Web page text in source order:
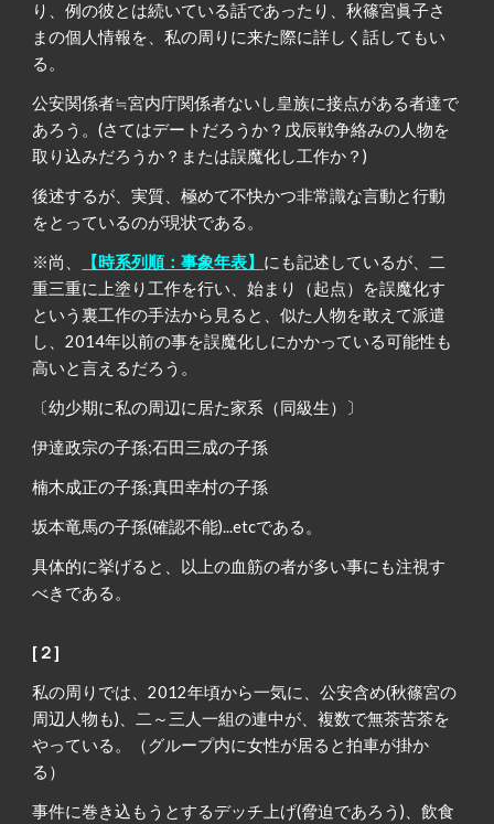
り、例の彼とは続いている話であったり、秋篠宮眞子さ
まの個人情報を、私の周りに来た際に詳しく話してもい
る。
公安関係者≒宮内庁関係者ないし皇族に接点がある者達で
あろう。(さてはデートだろうか？戊辰戦争絡みの人物を
取り込みだろうか？または誤魔化し工作か？)
後述するが、実質、極めて不快かつ非常識な言動と行動
をとっているのが現状である。
※尚、 【時系列順：事象年表】 にも記述しているが、二
重三重に上塗り工作を行い、始まり（起点）を誤魔化す
という裏工作の手法から見ると、似た人物を敢えて派遣
し、2014年以前の事を誤魔化しにかかっている可能性も
高いと言えるだろう。
〔幼少期に私の周辺に居た家系（同級生）〕
伊達政宗の子孫;石田三成の子孫
楠木成正の子孫;真田幸村の子孫
坂本竜馬の子孫(確認不能)...etcである。
具体的に挙げると、以上の血筋の者が多い事にも注視す
べきである。
[２]
私の周りでは、2012年頃から一気に、公安含め(秋篠宮の
周辺人物も)、二～三人一組の連中が、複数で無茶苦茶を
やっている。（グループ内に女性が居ると拍車が掛か
る）
事件に巻き込もうとするデッチ上げ(脅迫であろう)、飲食